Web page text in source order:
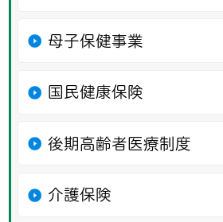
母子保健事業
国民健康保険
後期高齢者医療制度
介護保険